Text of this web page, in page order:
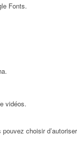
Fonts.
vidéos.
choisir d’autoriser